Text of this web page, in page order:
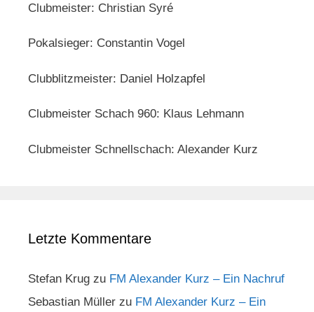
Clubmeister: Christian Syré
Pokalsieger: Constantin Vogel
Clubblitzmeister: Daniel Holzapfel
Clubmeister Schach 960: Klaus Lehmann
Clubmeister Schnellschach: Alexander Kurz
Letzte Kommentare
Stefan Krug zu FM Alexander Kurz – Ein Nachruf
Sebastian Müller zu FM Alexander Kurz – Ein